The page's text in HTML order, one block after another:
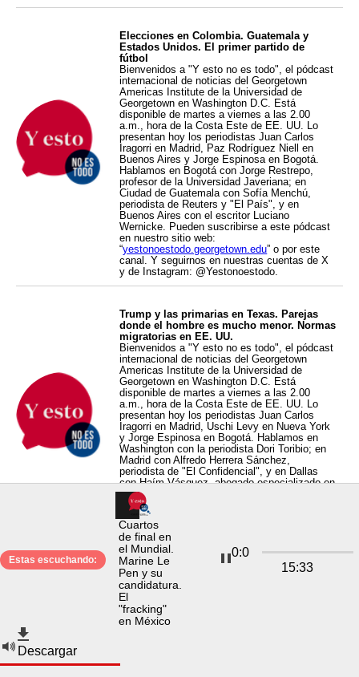
Elecciones en Colombia. Guatemala y
Estados Unidos. El primer partido de
fútbol
Bienvenidos a "Y esto no es todo", el pódcast
internacional de noticias del Georgetown
Americas Institute de la Universidad de
Georgetown en Washington D.C. Está
disponible de martes a viernes a las 2.00
a.m., hora de la Costa Este de EE. UU. Lo
presentan hoy los periodistas Juan Carlos
Iragorri en Madrid, Paz Rodríguez Niell en
Buenos Aires y Jorge Espinosa en Bogotá.
Hablamos en Bogotá con Jorge Restrepo,
profesor de la Universidad Javeriana; en
Ciudad de Guatemala con Sofía Menchú,
periodista de Reuters y "El País", y en
Buenos Aires con el escritor Luciano
Wernicke. Pueden suscribirse a este pódcast
en nuestro sitio web:
“yestonoestodo.georgetown.edu” o por este
canal. Y seguirnos en nuestras cuentas de X
y de Instagram: @Yestonoestodo.
Trump y las primarias en Texas. Parejas
donde el hombre es mucho menor. Normas
migratorias en EE. UU.
Bienvenidos a "Y esto no es todo", el pódcast
internacional de noticias del Georgetown
Americas Institute de la Universidad de
Georgetown en Washington D.C. Está
disponible de martes a viernes a las 2.00
a.m., hora de la Costa Este de EE. UU. Lo
presentan hoy los periodistas Juan Carlos
Iragorri en Madrid, Uschi Levy en Nueva York
y Jorge Espinosa en Bogotá. Hablamos en
Washington con la periodista Dori Toribio; en
Madrid con Alfredo Herrera Sánchez,
periodista de "El Confidencial", y en Dallas
con Haím Vásquez, abogado especializado en
inmigración. Pueden suscribirse a este
pódcast en nuestro sitio web:
“yestonoestodo.georgetown.edu
canal. Y seguirnos en nuestras cuentas de X
y de Instagram: @Yestonoestodo.
El chequeo médico a Trump. Iván Cepeda y
Abelardo de la Espriella. Los "cracks"
jóvenes del Mundial
Bienvenidos a "Y esto no es todo", el pódcast
internacional de noticias del Georgetown
Estas escuchando:
Cuartos
de final en
el Mundial.
Marine Le
Pen y su
candidatura.
El
"fracking"
en México
0:0
15:33
Descargar